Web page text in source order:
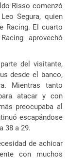
Risso comenzó
Segura, quien
Racing. El cuarto
aprovechó
del visitante,
desde el banco,
Mientras tanto
atacar y con
preocupaba al
escapándose
38 a 29.
de achicar
con muchos